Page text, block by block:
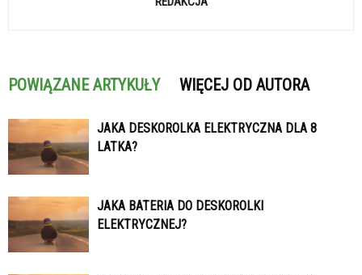
POWIĄZANE ARTYKUŁY WIĘCEJ OD AUTORA
JAKA DESKOROLKA ELEKTRYCZNA DLA 8
LATKA?
JAKA BATERIA DO DESKOROLKI
ELEKTRYCZNEJ?